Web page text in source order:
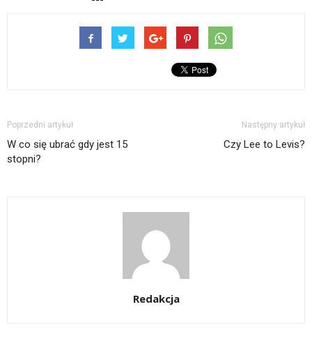
Poprzedni artykuł
W co się ubrać gdy jest 15
stopni?
Następny artykuł
Czy Lee to Levis?
Redakcja